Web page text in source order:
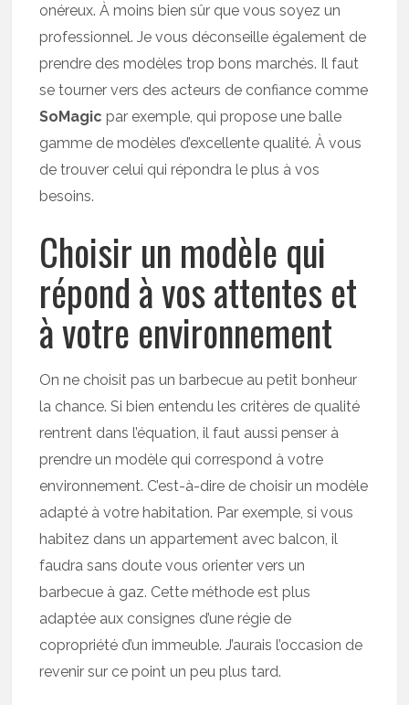
onéreux. À moins bien sûr que vous soyez un
professionnel. Je vous déconseille également de
prendre des modèles trop bons marchés. Il faut
se tourner vers des acteurs de confiance comme
SoMagic par exemple, qui propose une balle
gamme de modèles d’excellente qualité. À vous
de trouver celui qui répondra le plus à vos
besoins.
Choisir un modèle qui
répond à vos attentes et
à votre environnement
On ne choisit pas un barbecue au petit bonheur
la chance. Si bien entendu les critères de qualité
rentrent dans l’équation, il faut aussi penser à
prendre un modèle qui correspond à votre
environnement. C’est-à-dire de choisir un modèle
adapté à votre habitation. Par exemple, si vous
habitez dans un appartement avec balcon, il
faudra sans doute vous orienter vers un
barbecue à gaz. Cette méthode est plus
adaptée aux consignes d’une régie de
copropriété d’un immeuble. J’aurais l’occasion de
revenir sur ce point un peu plus tard.